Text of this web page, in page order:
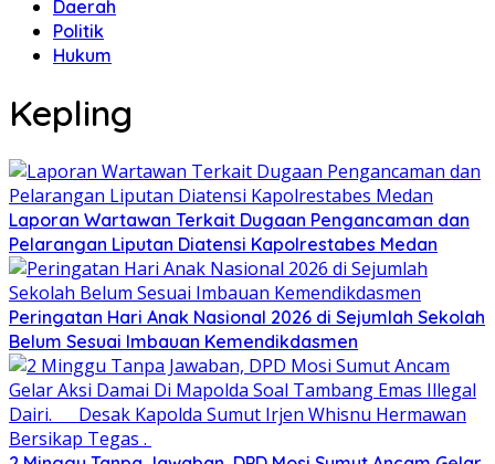
Daerah
Politik
Hukum
Kepling
Laporan Wartawan Terkait Dugaan Pengancaman dan
Pelarangan Liputan Diatensi Kapolrestabes Medan
Peringatan Hari Anak Nasional 2026 di Sejumlah Sekolah
Belum Sesuai Imbauan Kemendikdasmen